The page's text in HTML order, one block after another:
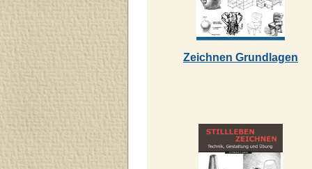
Zeichnen Grundlagen